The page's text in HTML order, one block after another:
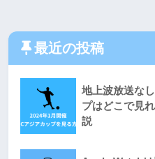
最近の投稿
地上波放送な
プはどこで見
説